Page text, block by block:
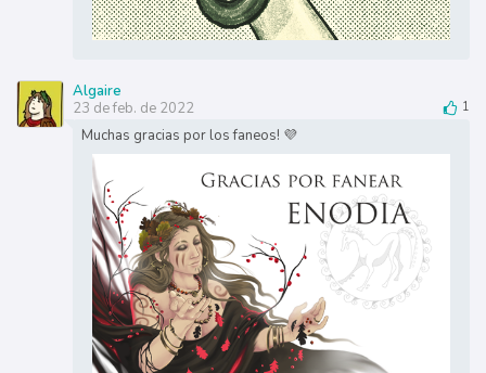
Algaire
23 de feb. de 2022
1
Muchas gracias por los faneos! 💜